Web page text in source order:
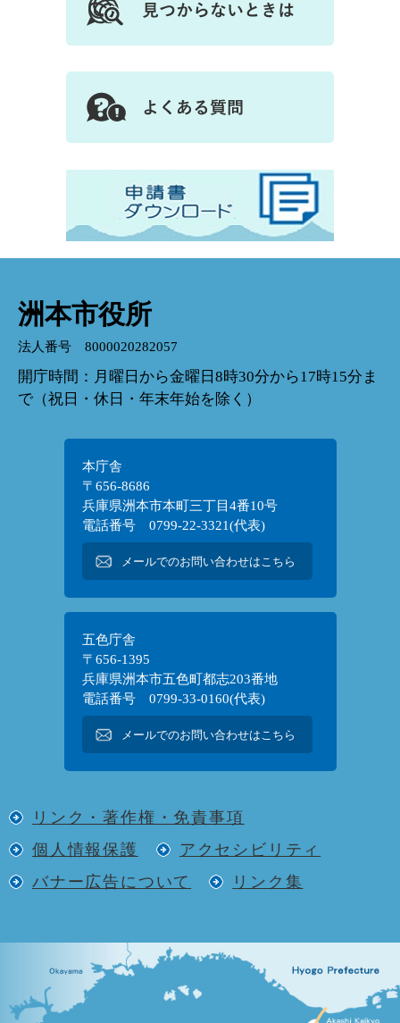
洲本市役所
法人番号 8000020282057
開庁時間：月曜日から金曜日8時30分から17時15分ま
で（祝日・休日・年末年始を除く）
本庁舎
〒656-8686
兵庫県洲本市本町三丁目4番10号
電話番号 0799-22-3321(代表)
メールでのお問い合わせはこちら
五色庁舎
〒656-1395
兵庫県洲本市五色町都志203番地
電話番号 0799-33-0160(代表)
メールでのお問い合わせはこちら
リンク・著作権・免責事項
個人情報保護
アクセシビリティ
バナー広告について
リンク集